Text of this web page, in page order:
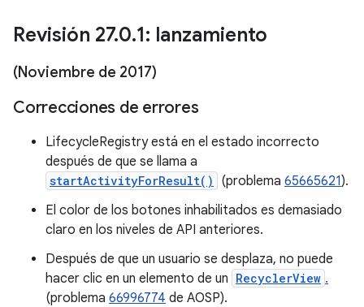
Revisión 27.0.1: lanzamiento
(Noviembre de 2017)
Correcciones de errores
LifecycleRegistry está en el estado incorrecto
después de que se llama a
startActivityForResult() (problema 65665621).
El color de los botones inhabilitados es demasiado
claro en los niveles de API anteriores.
Después de que un usuario se desplaza, no puede
hacer clic en un elemento de un RecyclerView .
(problema 66996774 de AOSP).